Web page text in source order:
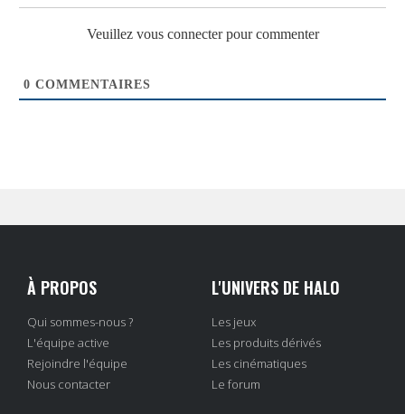
Veuillez vous connecter pour commenter
0 COMMENTAIRES
À PROPOS
Qui sommes-nous ?
L'équipe active
Rejoindre l'équipe
Nous contacter
L'UNIVERS DE HALO
Les jeux
Les produits dérivés
Les cinématiques
Le forum